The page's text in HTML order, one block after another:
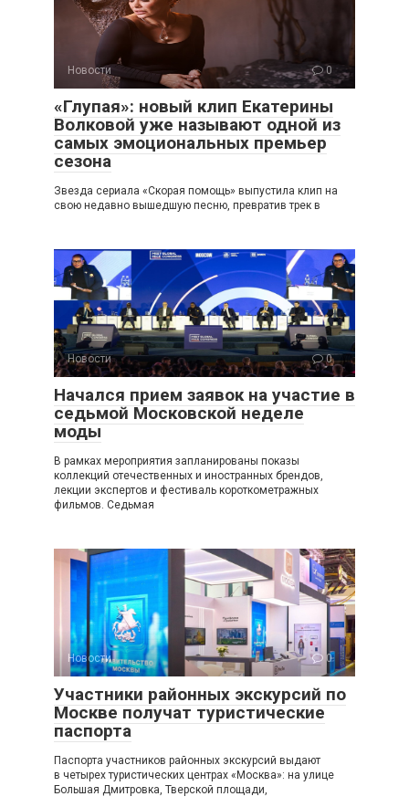
Новости 0
«Глупая»: новый клип Екатерины
Волковой уже называют одной из
самых эмоциональных премьер
сезона
Звезда сериала «Скорая помощь» выпустила клип на
свою недавно вышедшую песню, превратив трек в
Новости 0
Начался прием заявок на участие в
седьмой Московской неделе
моды
В рамках мероприятия запланированы показы
коллекций отечественных и иностранных брендов,
лекции экспертов и фестиваль короткометражных
фильмов. Седьмая
Новости 0
Участники районных экскурсий по
Москве получат туристические
паспорта
Паспорта участников районных экскурсий выдают
в четырех туристических центрах «Москва»: на улице
Большая Дмитровка, Тверской площади,